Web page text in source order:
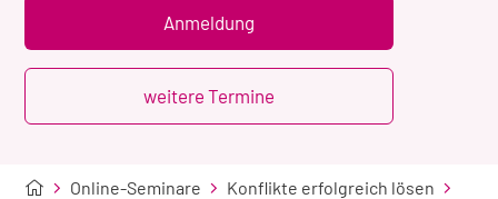
Übernachtung
Anmeldung
weitere Termine
Online-Seminare
Konflikte erfolgreich lösen